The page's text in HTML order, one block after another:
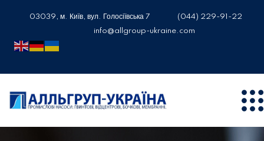
03039, м. Київ, вул. Голосіївська 7
(044) 229-91-22
info@allgroup-ukraine.com